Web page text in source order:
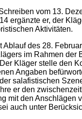
vom 13.
ergänzte er, der
Aktivitäten.
des 28.
im Rahmen
Kläger stelle den
Angaben
salafistischen
er den
mit den
auch unter